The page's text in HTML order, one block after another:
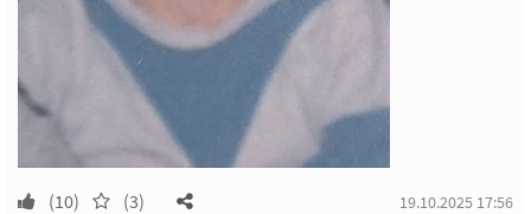
(10) (3) 19.10.2025 17:56